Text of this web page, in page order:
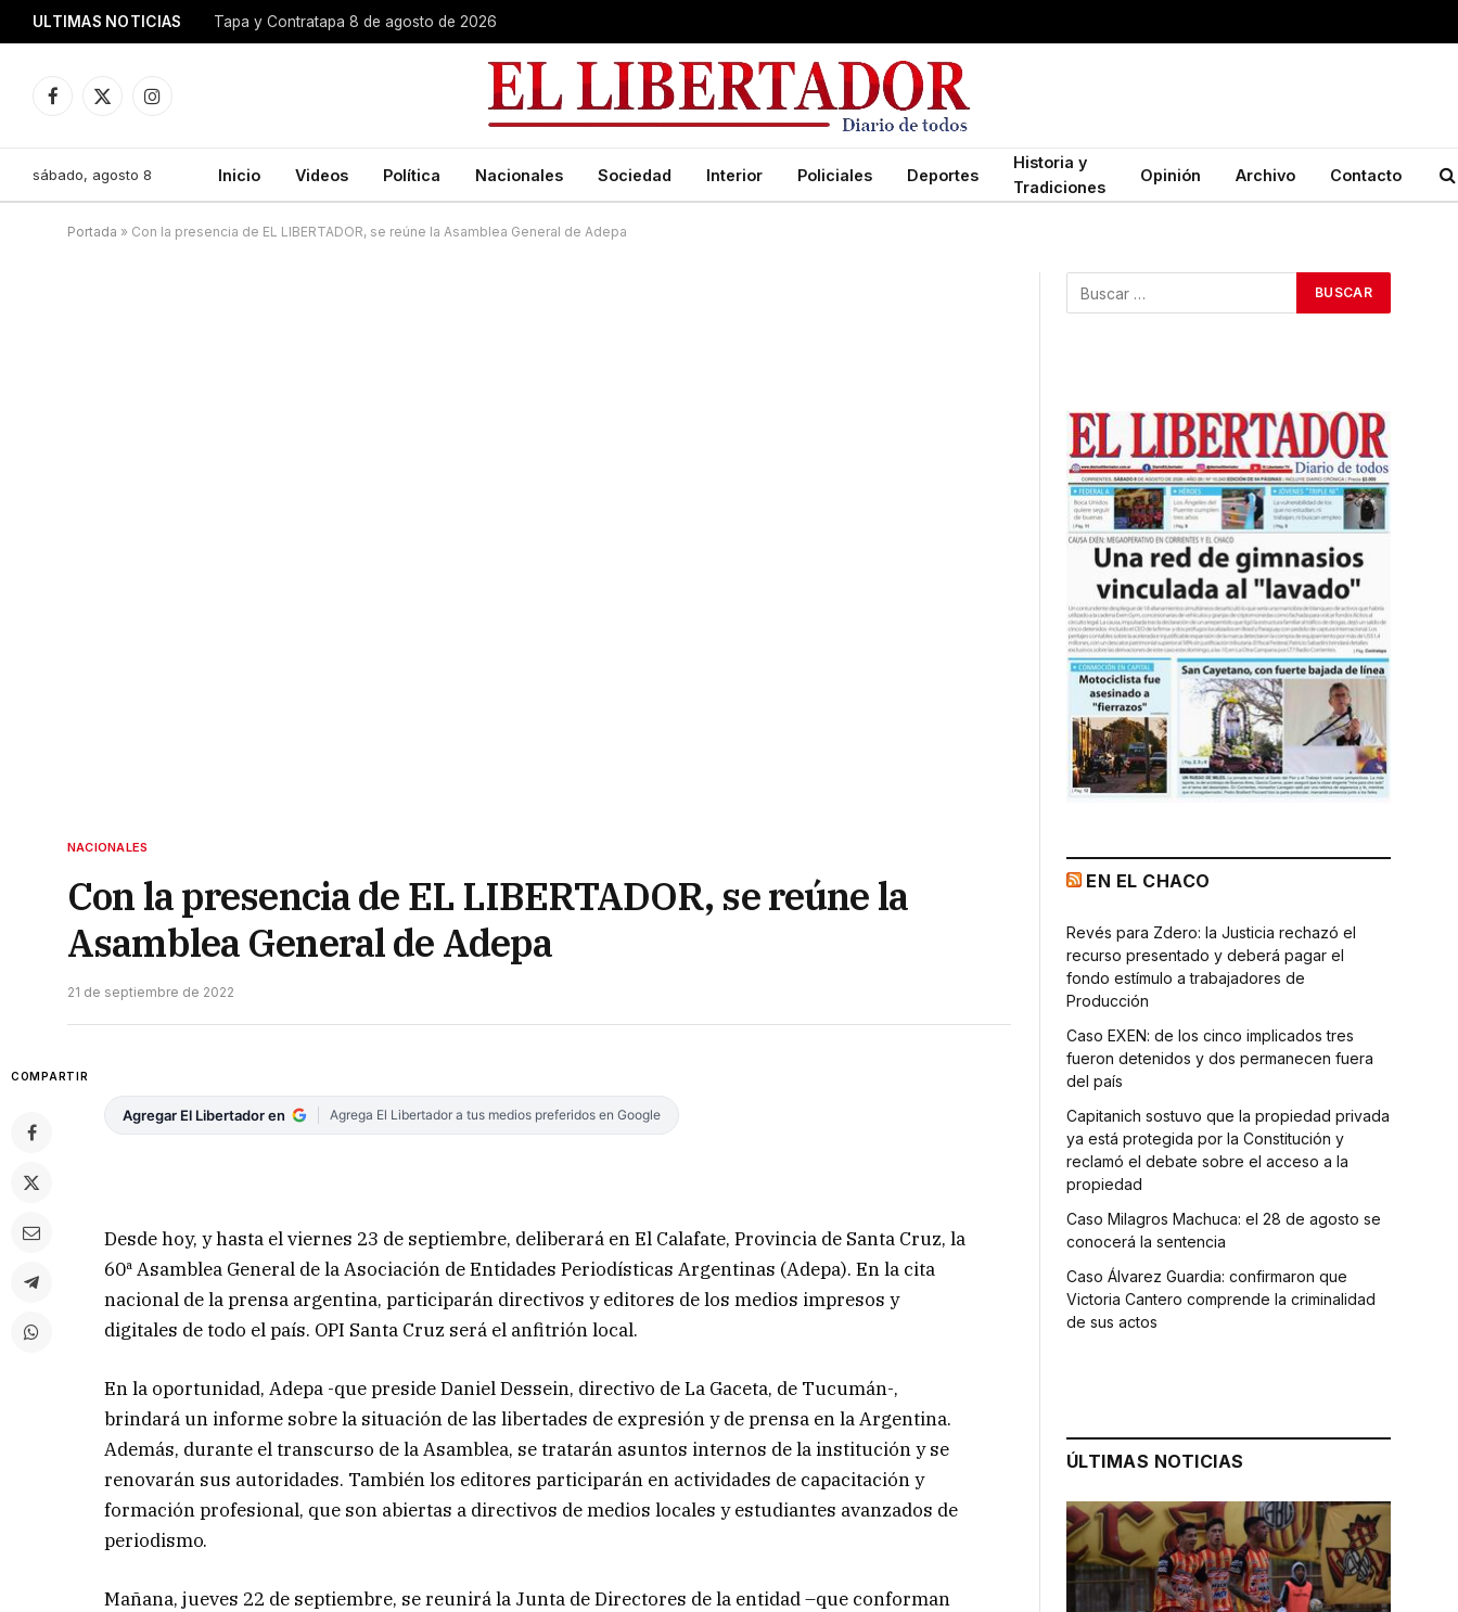
ULTIMAS NOTICIAS Tapa y Contratapa 8 de agosto de 2026
Facebook
X
Instagram
sábado, agosto 8 Inicio Videos Política Nacionales Sociedad Interior Policiales Deportes
Historia y
Tradiciones
Opinión Archivo Contacto
Portada » Con la presencia de EL LIBERTADOR, se reúne la Asamblea General de Adepa
NACIONALES
Con la presencia de EL LIBERTADOR, se reúne la
Asamblea General de Adepa
21 de septiembre de 2022
COMPARTIR
Agregar El Libertador en Agrega El Libertador a tus medios preferidos en Google
Desde hoy, y hasta el viernes 23 de septiembre, deliberará en El Calafate, Provincia de Santa Cruz, la
60ª Asamblea General de la Asociación de Entidades Periodísticas Argentinas (Adepa). En la cita
nacional de la prensa argentina, participarán directivos y editores de los medios impresos y
digitales de todo el país. OPI Santa Cruz será el anfitrión local.
En la oportunidad, Adepa -que preside Daniel Dessein, directivo de La Gaceta, de Tucumán-,
brindará un informe sobre la situación de las libertades de expresión y de prensa en la Argentina.
Además, durante el transcurso de la Asamblea, se tratarán asuntos internos de la institución y se
renovarán sus autoridades. También los editores participarán en actividades de capacitación y
formación profesional, que son abiertas a directivos de medios locales y estudiantes avanzados de
periodismo.
Mañana, jueves 22 de septiembre, se reunirá la Junta de Directores de la entidad –que conforman
EN EL CHACO
Revés para Zdero: la Justicia rechazó el
recurso presentado y deberá pagar el
fondo estímulo a trabajadores de
Producción
Caso EXEN: de los cinco implicados tres
fueron detenidos y dos permanecen fuera
del país
Capitanich sostuvo que la propiedad privada
ya está protegida por la Constitución y
reclamó el debate sobre el acceso a la
propiedad
Caso Milagros Machuca: el 28 de agosto se
conocerá la sentencia
Caso Álvarez Guardia: confirmaron que
Victoria Cantero comprende la criminalidad
de sus actos
ÚLTIMAS NOTICIAS